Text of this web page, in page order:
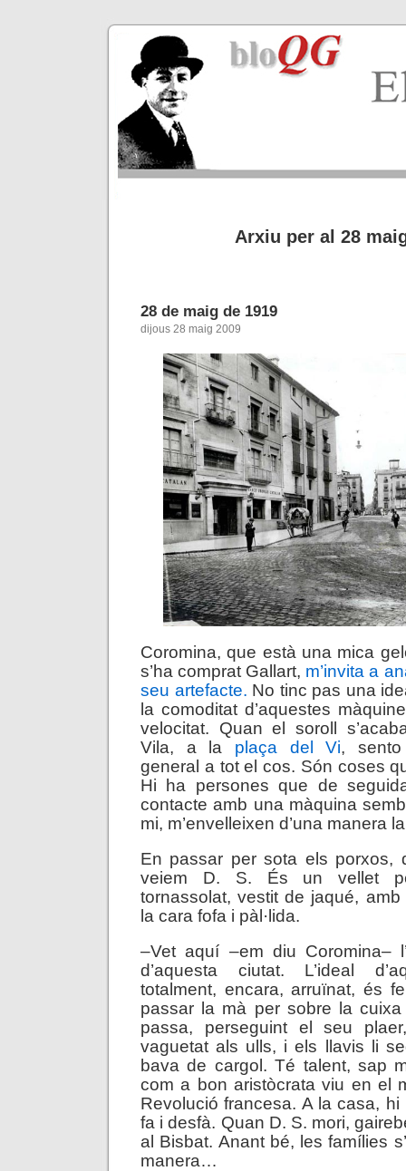
Arxiu per al 28
28 de maig de 1919
dijous 28 maig 2009
Coromina, que està una mica
s’ha comprat Gallart, m’invita a
seu artefacte. No tinc pas una
la comoditat d’aquestes
velocitat. Quan el soroll
Vila, a la plaça del Vi, sento
general a tot el cos. Són coses
Hi ha persones que de
contacte amb una màquina
mi, m’envelleixen d’una manera
En passar per sota els porxos,
veiem D. S. És un vellet
tornassolat, vestit de jaqué, amb
la cara fofa i pàl·lida.
–Vet aquí –em diu Coromina–
d’aquesta ciutat. L’ideal
totalment, encara, arruïnat, és
passar la mà per sobre la cuixa
passa, perseguint el seu
vaguetat als ulls, i els llavis li
bava de cargol. Té talent, sap
com a bon aristòcrata viu en el
Revolució francesa. A la casa,
fa i desfà. Quan D. S. mori,
al Bisbat. Anant bé, les famílies
manera…